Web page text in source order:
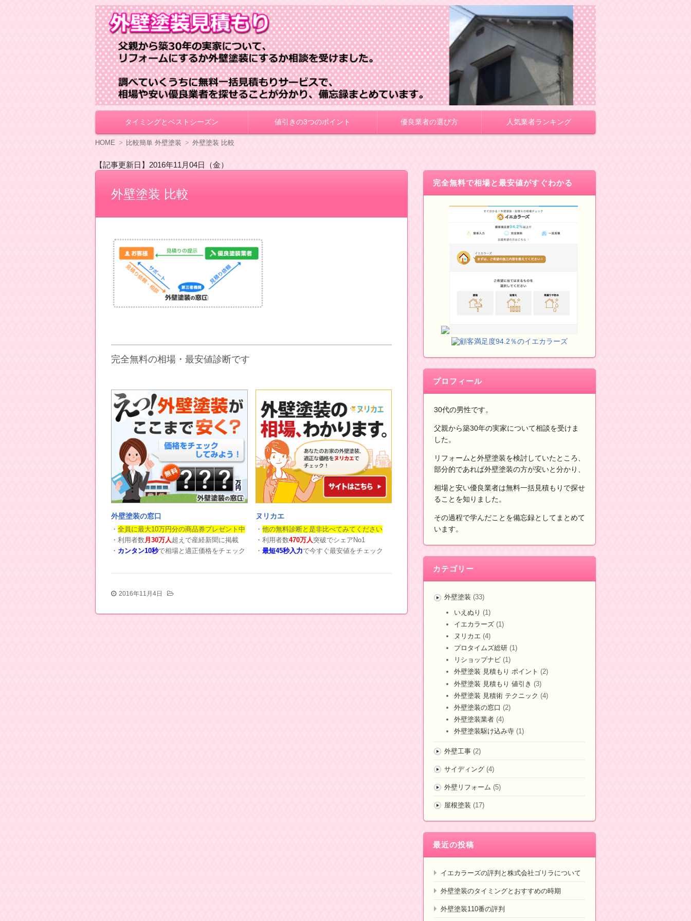
外壁塗装見積もり
ン
テ
ツ
へ
動
タイミングとベストシーズン 値引きの3つのポイント 優良業者の選び方 人気業者ランキング
HOME 比較簡単 外壁塗装 外壁塗装 比較
【記事更新日】2016年11月04日（金）
外壁塗装 比較
完全無料の相場・最安値診断です
外壁塗装の窓口
・ 全員に最大10万円分の商品券プレゼント中
・利用者数月30万人超えで産経新聞に掲載
・ カンタン10秒で相場と適正価格をチェック
ヌリカエ
・ 他の無料診断と是非比べてみてください
・利用者数470万人 突破でシェアNo1
・ 最短45秒入力で今すぐ最安値をチェック
2016年11月4日
完全無料で相場と最安値がすぐわかる
顧客満足度94.2％のイエカラーズ
プロフィール
30代の男性です。
父親から築30年の実家について相談を受けま
した。
リフォームと外壁塗装を検討していたところ、
部分的であれば外壁塗装の方が安いと分かり、
相場と安い優良業者は無料一括見積もりで探せ
ることを知りました。
その過程で学んだことを備忘録としてまとめて
います。
カテゴリー
外壁塗装 (33)
いえぬり (1)
イエカラーズ (1)
ヌリカエ (4)
プロタイムズ総研 (1)
リショップナビ (1)
外壁塗装 見積もり ポイント (2)
外壁塗装 見積もり 値引き (3)
外壁塗装 見積術 テクニック (4)
外壁塗装の窓口 (2)
外壁塗装業者 (4)
外壁塗装駆け込み寺 (1)
外壁工事(2)
サイディング(4)
外壁リフォーム (5)
屋根塗装 (17)
最近の投稿
イエカラーズの評判と株式会社ゴリラについて
外壁塗装のタイミングとおすすめの時期
外壁塗装110番の評判